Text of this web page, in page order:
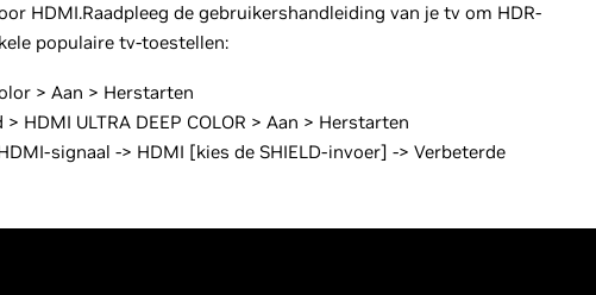
HDMI.Raadpleeg de gebruikershandleiding van je tv om HDR-
populaire tv-toestellen:
> Aan > Herstarten
HDMI ULTRA DEEP COLOR > Aan > Herstarten
signaal -> HDMI [kies de SHIELD-invoer] -> Verbeterde